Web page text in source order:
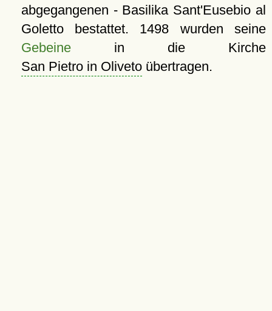
abgegangenen - Basilika Sant'Eusebio al
Goletto bestattet. 1498 wurden seine
Gebeinein die Kirche
San Pietro in Olivetoübertragen.